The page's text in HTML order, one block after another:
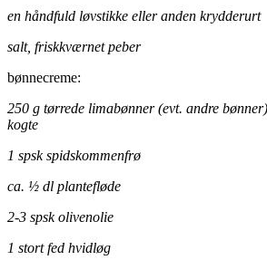
en håndfuld løvstikke eller anden krydderurt
salt, friskkværnet peber
bønnecreme:
250 g tørrede limabønner (evt. andre
kogte
1 spsk spidskommenfrø
ca. ½ dl plantefløde
2-3 spsk olivenolie
1 stort fed hvidløg